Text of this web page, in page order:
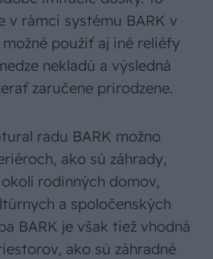
sezóny je ucelený
súčasťou sú dlažby,
žľab do dlažby, schody a
betónové prvky majú
imitácie dosky. To